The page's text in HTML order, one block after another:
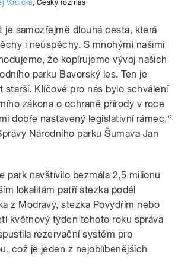
Vodička, Český rozhlas
je samozřejmě dlouhá cesta, která
i neúspěchy. S mnohými našimi
že kopírujeme vývoj našich
parku Bavorský les. Ten je
starší. Klíčové pro nás bylo schválení
zákona o ochraně přírody v roce
dobře nastavený legislativní rámec,“
Národního parku Šumava Jan
park navštívilo bezmála 2,5 milionu
lokalitám patří stezka podél
z Modravy, stezka Povydřím nebo
květnový týden tohoto roku správa
rezervační systém pro
což je jeden z nejoblíbenějších